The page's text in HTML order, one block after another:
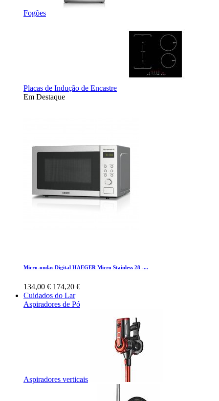
Fogões
Placas de Indução de Encastre
Em Destaque
Micro-ondas Digital HAEGER Micro Stainless 28 -...
134,00 € 174,20 €
Cuidados do Lar
Aspiradores de Pó
Aspiradores verticais